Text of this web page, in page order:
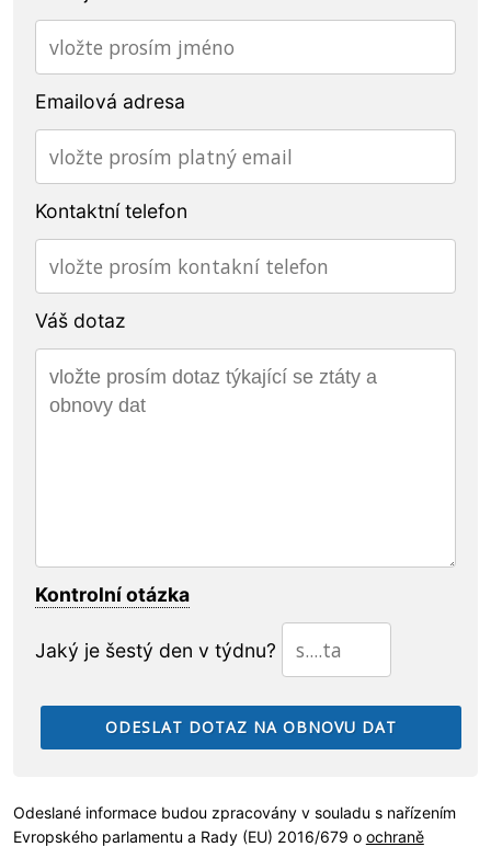
Emailová adresa
Kontaktní telefon
Váš dotaz
Kontrolní otázka
Jaký je šestý den v týdnu?
Odeslané informace budou zpracovány v souladu s nařízením
Evropského parlamentu a Rady (EU) 2016/679 o ochraně